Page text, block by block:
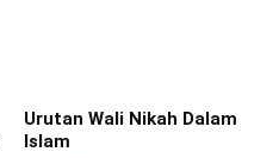
Urutan Wali Nikah Dalam
Islam